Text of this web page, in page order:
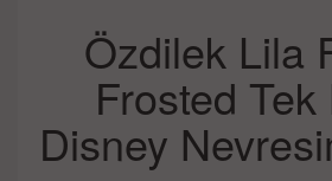
Özdilek Lila
Frosted
Disney